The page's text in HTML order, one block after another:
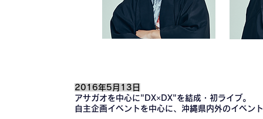
2016年5月13日
アサガオを中心に"DX×DX"を結成・初ライブ。
自主企画イベントを中心に、沖縄県内外のイベン